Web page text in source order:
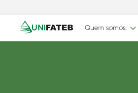
Quem somos